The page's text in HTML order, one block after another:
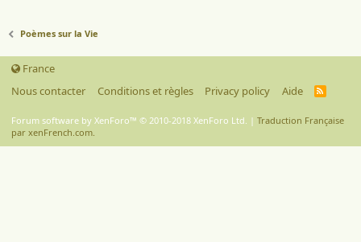
Poèmes sur la Vie
France
Nous contacter
Conditions et règles Privacy policy Aide
R
Forum software by XenForo™ © 2010-2018 XenForo Ltd. | Traduction Française
par xenFrench.com.